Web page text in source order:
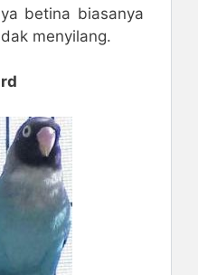
betina biasanya
menyilang.